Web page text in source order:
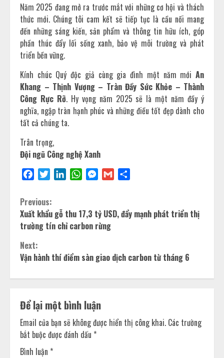
Năm 2025 đang mở ra trước mắt với những cơ hội và thách
thức mới. Chúng tôi cam kết sẽ tiếp tục là cầu nối mang
đến những sáng kiến, sản phẩm và thông tin hữu ích, góp
phần thúc đẩy lối sống xanh, bảo vệ môi trường và phát
triển bền vững.
Kính chúc Quý độc giả cùng gia đình một năm mới An
Khang – Thịnh Vượng – Tràn Đầy Sức Khỏe – Thành
Công Rực Rỡ. Hy vọng năm 2025 sẽ là một năm đầy ý
nghĩa, ngập tràn hạnh phúc và những điều tốt đẹp dành cho
tất cả chúng ta.
Trân trọng,
Đội ngũ Công nghệ Xanh
FacebookTwitterLinkedInWhatsAppMessenger
Gmail
Previous:
Xuất khẩu gỗ thu 17,3 tỷ USD, đẩy mạnh phát triển thị
trường tín chỉ carbon rừng
Next:
Vận hành thí điểm sàn giao dịch carbon từ tháng 6
Để lại một bình luận
Email của bạn sẽ không được hiển thị công khai. Các trường
bắt buộc được đánh dấu *
Bình luận *